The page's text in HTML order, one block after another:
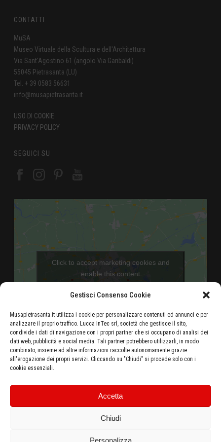
Gestisci Consenso Cookie
Musapietrasanta.it utilizza i cookie per personalizzare contenuti ed annunci e per
analizzare il proprio traffico. Lucca InTec srl, società che gestisce il sito,
condivide i dati di navigazione con i propri partner che si occupano di analisi dei
dati web, pubblicità e social media. Tali partner potrebbero utilizzarli, in modo
combinato, insieme ad altre informazioni raccolte autonomamente grazie
all'erogazione dei propri servizi. Cliccando su "Chiudi" si procede solo con i
cookie essenziali.
Accetta
Chiudi
Personalizza
CONTATTI
MuSA
Museo Virtuale della Scultura e dell'Architettura
Via Sant'Agostino 61 (angolo Via Garibaldi)
55045 Pietrasanta (LU)
Tel. + 39 0583 56631
info@musapietrasanta.it
USO DI COOKIE
PRIVACY POLICY
SEGUICI SU
Click to accept marketing cookies and
enable this content
Aeroporto di Pisa - 46 Km
Autostrada Azzurra E80 Casello Versilia - 5 Km